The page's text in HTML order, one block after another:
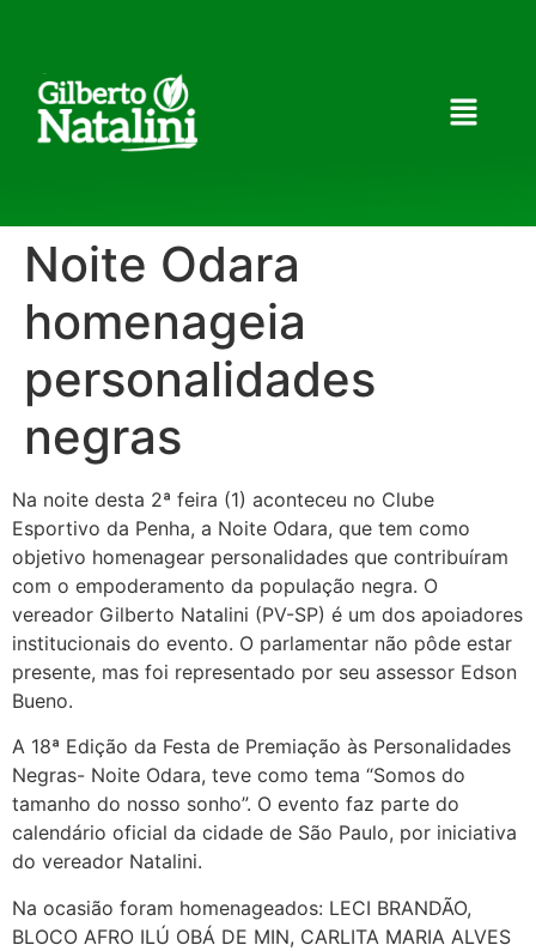
Noite Odara
homenageia
personalidades
negras
Na noite desta 2ª feira (1) aconteceu no Clube
Esportivo da Penha, a Noite Odara, que tem como
objetivo homenagear personalidades que contribuíram
com o empoderamento da população negra. O
vereador Gilberto Natalini (PV-SP) é um dos apoiadores
institucionais do evento. O parlamentar não pôde estar
presente, mas foi representado por seu assessor Edson
Bueno.
A 18ª Edição da Festa de Premiação às Personalidades
Negras- Noite Odara, teve como tema “Somos do
tamanho do nosso sonho”. O evento faz parte do
calendário oficial da cidade de São Paulo, por iniciativa
do vereador Natalini.
Na ocasião foram homenageados: LECI BRANDÃO,
BLOCO AFRO ILÚ OBÁ DE MIN, CARLITA MARIA ALVES